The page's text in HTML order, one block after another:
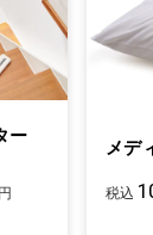
ー
円
メデ
税込